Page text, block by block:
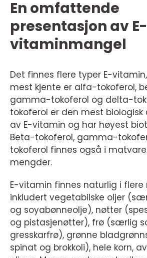
En omfattende
presentasjon av E-
vitaminmangel
Det finnes flere typer E-
mest kjente er alfa-tokoferol,
gamma-tokoferol og delta-
tokoferol er den mest
av E-vitamin og har høyest
Beta-tokoferol, gamma-
tokoferol finnes også i
mengder.
E-vitamin finnes naturlig i flere
inkludert vegetabilske oljer
og soyabønneolje), nøtter
og pistasjenøtter), frø (særlig
gresskarfrø), grønne
spinat og brokkoli), hele korn,